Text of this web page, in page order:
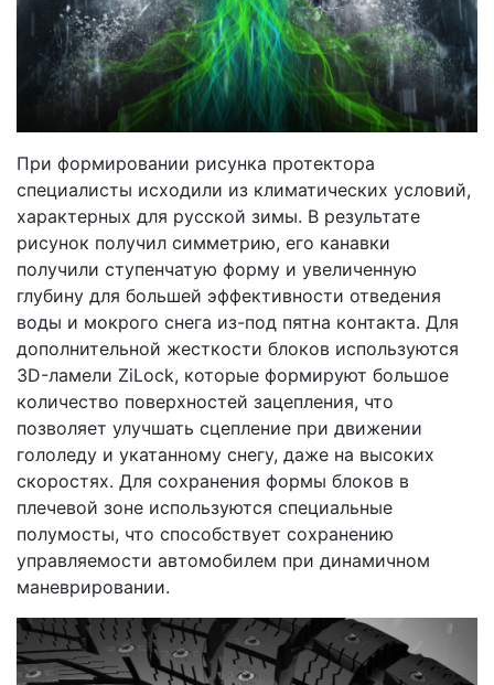
При формировании рисунка протектора
специалисты исходили из климатических условий,
характерных для русской зимы. В результате
рисунок получил симметрию, его канавки
получили ступенчатую форму и увеличенную
глубину для большей эффективности отведения
воды и мокрого снега из-под пятна контакта. Для
дополнительной жесткости блоков используются
3D-ламели ZiLock, которые формируют большое
количество поверхностей зацепления, что
позволяет улучшать сцепление при движении
гололеду и укатанному снегу, даже на высоких
скоростях. Для сохранения формы блоков в
плечевой зоне используются специальные
полумосты, что способствует сохранению
управляемости автомобилем при динамичном
маневрировании.